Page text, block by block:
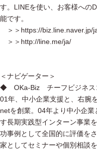
す。LINEを使い、お客様への
能です。
＞＞https://biz.line.naver.jp/
＞＞http://line.me/ja/
＜ナビゲーター＞
◆ OKa-Biz チーフビジネス
01年、中小企業支援と、右腕
netを創業。04年より中小企
す長期実践型インターン事業
功事例として全国的に評価を
家としてセミナーや個別相談